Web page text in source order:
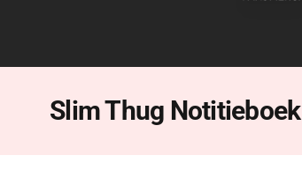
Slim Thug Notitieboek